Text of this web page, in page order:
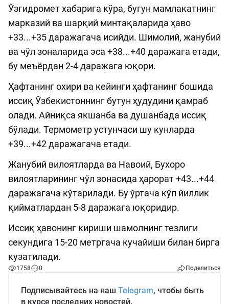
Ўзгидромет хабарига кўра, бугун мамлакатнинг
марказий ва шарқий минтақаларида ҳаво
+33...+35 даражагача исийди. Шимолий, жанубий
ва чўл зоналарида эса +38...+40 даражага етади,
бу меъёрдан 2-4 даражага юқори.
Ҳафтанинг охири ва кейинги ҳафтанинг бошида
иссиқ Ўзбекистоннинг бутун ҳудудини қамраб
олади. Айниқса якшанба ва душанбада иссиқ
бўлади. Термометр устунчаси шу кунларда
+39...+42 даражагача етади.
Жанубий вилоятларда ва Навоий, Бухоро
вилоятларининг чўл зонасида ҳарорат +43...+44
даражагача кўтарилади. Бу ўртача кўп йиллик
қийматлардан 5-8 даражага юқоридир.
Иссиқ ҳавонинг кириши шамолнинг тезлиги
секундига 15-20 метргача кучайиши билан бирга
кузатилади.
1758 0 Поделиться
Подписывайтесь на наш Telegram, чтобы быть
в курсе последних новостей.